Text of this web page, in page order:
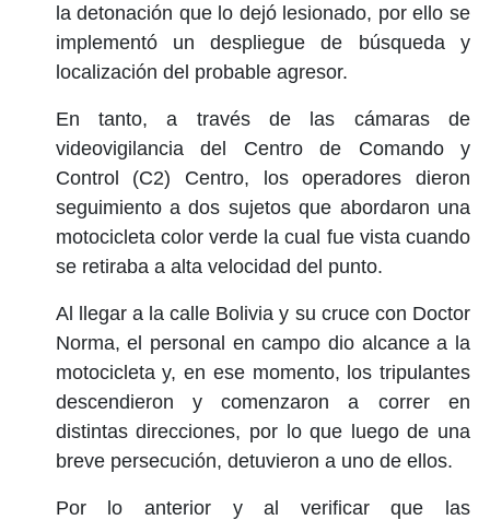
la detonación que lo dejó lesionado, por ello se
implementó un despliegue de búsqueda y
localización del probable agresor.
En tanto, a través de las cámaras de
videovigilancia del Centro de Comando y
Control (C2) Centro, los operadores dieron
seguimiento a dos sujetos que abordaron una
motocicleta color verde la cual fue vista cuando
se retiraba a alta velocidad del punto.
Al llegar a la calle Bolivia y su cruce con Doctor
Norma, el personal en campo dio alcance a la
motocicleta y, en ese momento, los tripulantes
descendieron y comenzaron a correr en
distintas direcciones, por lo que luego de una
breve persecución, detuvieron a uno de ellos.
Por lo anterior y al verificar que las